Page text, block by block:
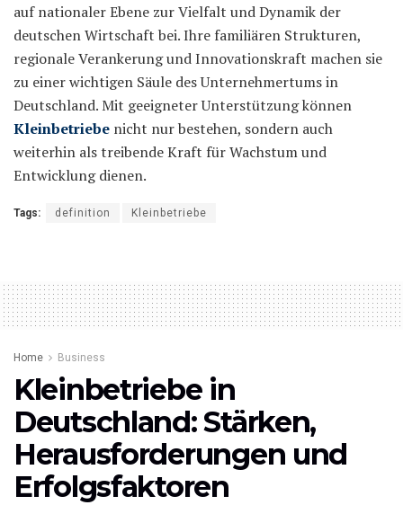
auf nationaler Ebene zur Vielfalt und Dynamik der
deutschen Wirtschaft bei. Ihre familiären Strukturen,
regionale Verankerung und Innovationskraft machen sie
zu einer wichtigen Säule des Unternehmertums in
Deutschland. Mit geeigneter Unterstützung können
Kleinbetriebe nicht nur bestehen, sondern auch
weiterhin als treibende Kraft für Wachstum und
Entwicklung dienen.
Tags: definition Kleinbetriebe
Home Business
Kleinbetriebe in
Deutschland: Stärken,
Herausforderungen und
Erfolgsfaktoren